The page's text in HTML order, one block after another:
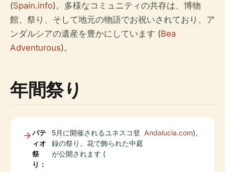
(Spain.info)。多様なコミュニティの共存は、博物
館、祭り、そして地元の物語でお祝いされており、ア
ンダルシアの遺産を豊かにしています (Bea
Adventurous)。
年間祭り
パテ
ィオ
祭
り：
5月に開催されるユネスコ登
録の祭り。花で飾られた中庭
が公開されます (
Andalucia.com)。